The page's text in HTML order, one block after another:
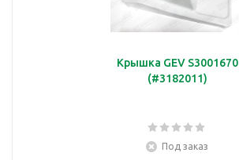
Крышка GEV S3001670
(#3182011)
Под заказ